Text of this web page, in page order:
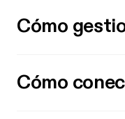
Cómo
Cómo